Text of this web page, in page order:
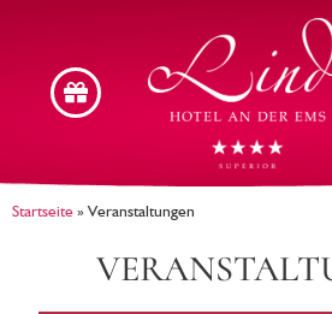
Startseite» Veranstaltungen